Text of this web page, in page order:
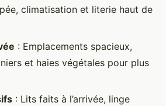
climatisation et literie haut de
: Emplacements spacieux,
et haies végétales pour plus
: Lits faits à l’arrivée, linge